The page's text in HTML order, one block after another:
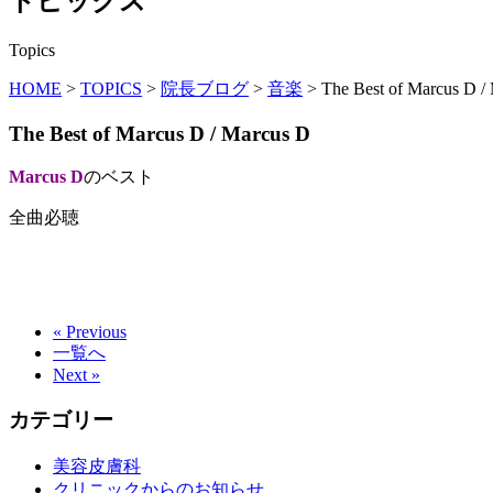
Topics
HOME > TOPICS > 院長ブログ > 音楽 > The Best of Marcus D /
The Best of Marcus D / Marcus D
Marcus Dのベスト
全曲必聴
« Previous
一覧へ
Next »
カテゴリー
美容皮膚科
クリニックからのお知らせ